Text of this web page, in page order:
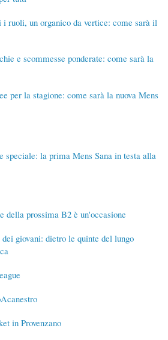
ruoli, un organico da vertice: come sarà il
e scommesse ponderate: come sarà la
per la stagione: come sarà la nuova Mens
speciale: la prima Mens Sana in testa alla
della prossima B2 è un'occasione
giovani: dietro le quinte del lungo
in Provenzano